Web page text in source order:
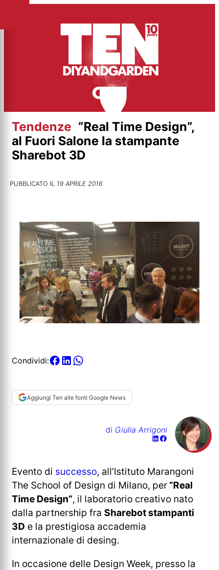
contenuto
Tendenze “Real Time Design”,
al Fuori Salone la stampante
Sharebot 3D
PUBBLICATO IL 19 APRILE 2016
Condividi:
Aggiungi Ten alle fonti Google News
di Giulia Arrigoni
Evento di successo, all’Istituto Marangoni
The School of Design di Milano, per “Real
Time Design”, il laboratorio creativo nato
dalla partnership fra Sharebot stampanti
3D e la prestigiosa accademia
internazionale di desing.
In occasione delle Design Week, presso la